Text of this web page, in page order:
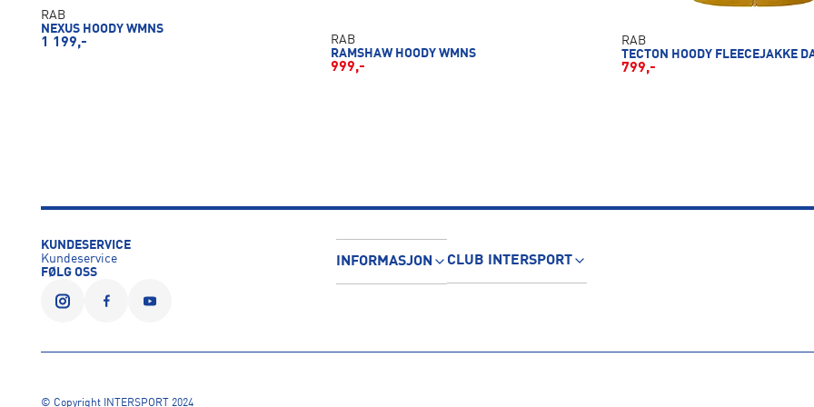
RAB
NEXUS HOODY WMNS
1 199,-
RAB
RAMSHAW HOODY WMNS
999,-
RAB
TECTON HOODY FLEECEJAKKE
799,-
KUNDESERVICE
Kundeservice
FØLG OSS
INFORMASJON CLUB INTERSPORT
© Copyright INTERSPORT 2024